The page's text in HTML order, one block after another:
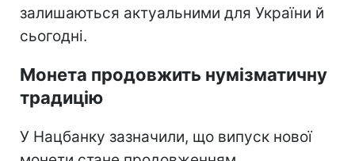
залишаються актуальними для України й
сьогодні.
Монета продовжить нумізматичну
традицію
У Нацбанку зазначили, що випуск нової